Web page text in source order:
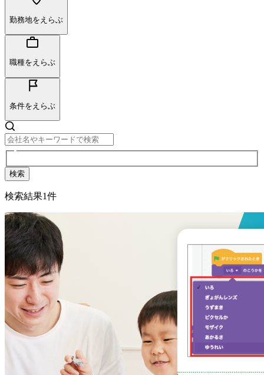
勤務地をえらぶ
職種をえらぶ
条件をえらぶ
検索
検索結果1件